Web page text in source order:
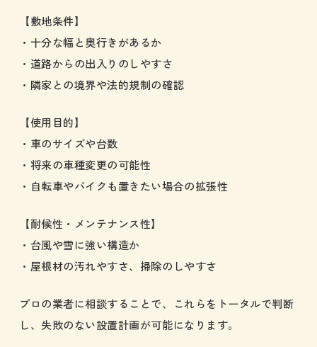
【敷地条件】
・十分な幅と奥行きがあるか
・道路からの出入りのしやすさ
・隣家との境界や法的規制の確認
【使用目的】
・車のサイズや台数
・将来の車種変更の可能性
・自転車やバイクも置きたい場合の拡張性
【耐候性・メンテナンス性】
・台風や雪に強い構造か
・屋根材の汚れやすさ、掃除のしやすさ
プロの業者に相談することで、これらをトータルで判断
し、失敗のない設置計画が可能になります。